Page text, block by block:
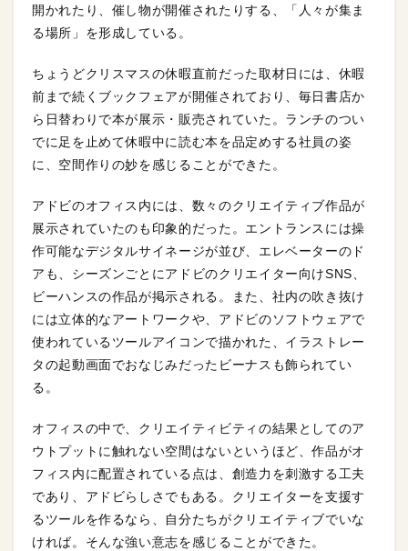
開かれたり、催し物が開催されたりする、「人々が集ま
る場所」を形成している。
ちょうどクリスマスの休暇直前だった取材日には、休暇
前まで続くブックフェアが開催されており、毎日書店か
ら日替わりで本が展示・販売されていた。ランチのつい
でに足を止めて休暇中に読む本を品定めする社員の姿
に、空間作りの妙を感じることができた。
アドビのオフィス内には、数々のクリエイティブ作品が
展示されていたのも印象的だった。エントランスには操
作可能なデジタルサイネージが並び、エレベーターのド
アも、シーズンごとにアドビのクリエイター向けSNS、
ビーハンスの作品が掲示される。また、社内の吹き抜け
には立体的なアートワークや、アドビのソフトウェアで
使われているツールアイコンで描かれた、イラストレー
タの起動画面でおなじみだったビーナスも飾られてい
る。
オフィスの中で、クリエイティビティの結果としてのア
ウトプットに触れない空間はないというほど、作品がオ
フィス内に配置されている点は、創造力を刺激する工夫
であり、アドビらしさでもある。クリエイターを支援す
るツールを作るなら、自分たちがクリエイティブでいな
ければ。そんな強い意志を感じることができた。